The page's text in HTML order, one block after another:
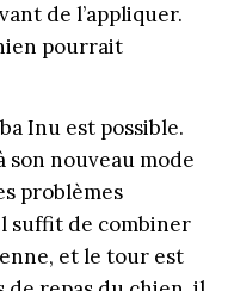
de l’appliquer.
pourrait
Inu est possible.
son nouveau mode
problèmes
suffit de combiner
et le tour est